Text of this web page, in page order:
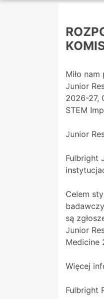
Miło
Junior
2026-27,
STEM
Junior
Fulbright
Celem
są
Junior
Medicine
Więcej
Fulbright